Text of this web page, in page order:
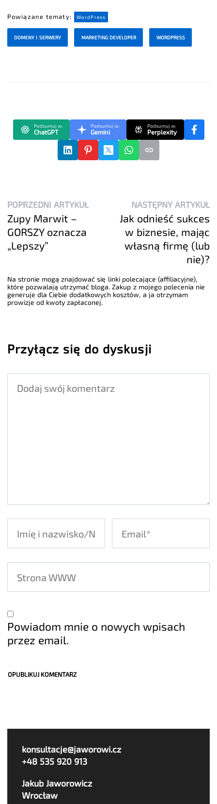
Powiązane tematy: WordPress
DOMENY I SERWERY MARKETING DEVELOPER WORDPRESS
Podsumuj w:
ChatGPT
Podsumuj w:
Gemini
Podsumuj w:
Perplexity
POPRZEDNI ARTYKUŁ
Zupy Marwit –
GORSZY oznacza
„Lepszy”
NASTĘPNY ARTYKUŁ
Jak odnieść sukces
w biznesie, mając
własną firmę (lub
nie)?
Na stronie mogą znajdować się linki polecające (affiliacyjne),
które pozwalają utrzymać bloga. Zakup z mojego polecenia nie
generuje dla Ciebie dodatkowych kosztów, a ja otrzymam
prowizje od kwoty zapłaconej.
Przyłącz się do dyskusji
Powiadom mnie o nowych wpisach
przez email.
konsultacje@jaworowi.cz
+48 535 920 913
Jakub Jaworowicz
Wrocław